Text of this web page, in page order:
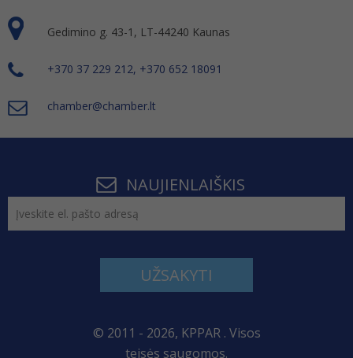
Gedimino g. 43-1, LT-44240 Kaunas
+370 37 229 212, +370 652 18091
chamber@chamber.lt
NAUJIENLAIŠKIS
UŽSAKYTI
© 2011 - 2026, KPPAR . Visos
teisės saugomos.